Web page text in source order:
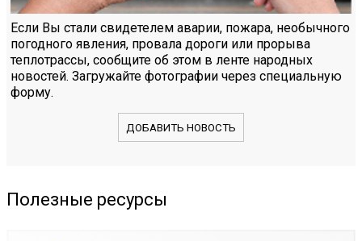
Если Вы стали свидетелем аварии, пожара, необычного
погодного явления, провала дороги или прорыва
теплотрассы, сообщите об этом в ленте народных
новостей. Загружайте фотографии через специальную
форму.
ДОБАВИТЬ НОВОСТЬ
Полезные ресурсы